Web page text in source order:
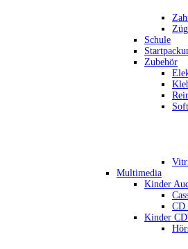
Schule
Zubehör
Multimedia
Kinder
CD
Kinder